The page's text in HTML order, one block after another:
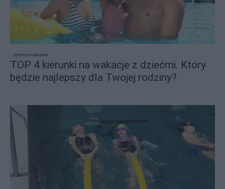
sponsorowane
TOP 4 kierunki na wakacje z dziećmi. Który
będzie najlepszy dla Twojej rodziny?